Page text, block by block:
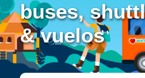
buses,
& vuelos